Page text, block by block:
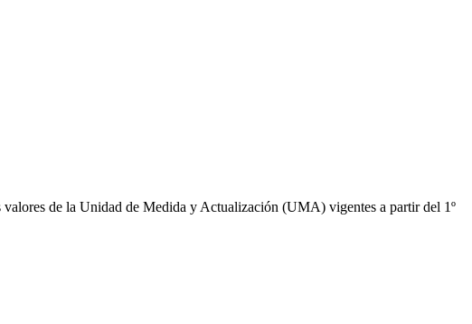
de la Unidad de Medida y Actualización (UMA) vigentes a partir del 1º